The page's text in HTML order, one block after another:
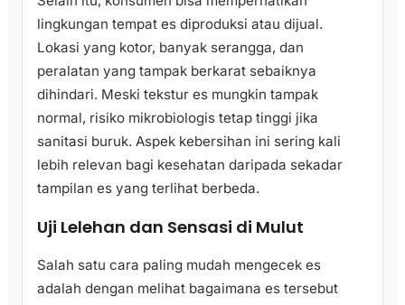
lingkungan tempat es diproduksi atau dijual.
Lokasi yang kotor, banyak serangga, dan
peralatan yang tampak berkarat sebaiknya
dihindari. Meski tekstur es mungkin tampak
normal, risiko mikrobiologis tetap tinggi jika
sanitasi buruk. Aspek kebersihan ini sering kali
lebih relevan bagi kesehatan daripada sekadar
tampilan es yang terlihat berbeda.
Uji Lelehan dan Sensasi di Mulut
Salah satu cara paling mudah mengecek es
adalah dengan melihat bagaimana es tersebut